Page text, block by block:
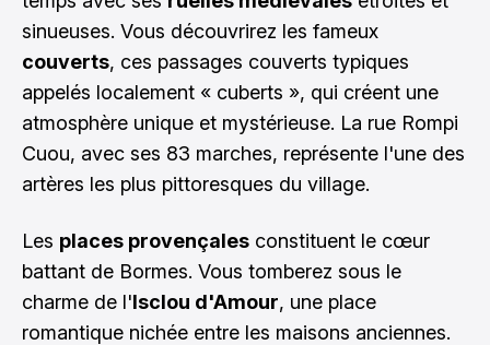
sinueuses. Vous découvrirez les fameux
couverts, ces passages couverts typiques
appelés localement « cuberts », qui créent une
atmosphère unique et mystérieuse. La rue Rompi
Cuou, avec ses 83 marches, représente l'une des
artères les plus pittoresques du village.
Les places provençales constituent le cœur
battant de Bormes. Vous tomberez sous le
charme de l'Isclou d'Amour, une place
romantique nichée entre les maisons anciennes.